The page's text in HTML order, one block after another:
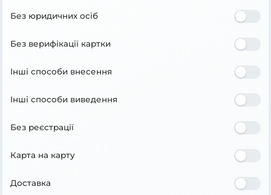
Без юридичних осіб
Без верифікації картки
Інші способи внесення
Інші способи виведення
Без реєстрації
Карта на карту
Доставка